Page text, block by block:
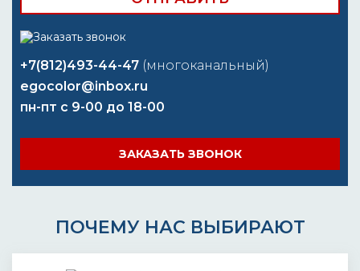
+7(812)493-44-47 (многоканальный)
egocolor@inbox.ru
пн-пт с 9-00 до 18-00
ЗАКАЗАТЬ ЗВОНОК
ПОЧЕМУ НАС ВЫБИРАЮТ